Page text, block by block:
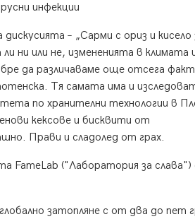
инфекции
– „Сарми с ориз и кисело
ни или не, измененията в климата
да различаваме още отсега
Тя самата има и
по хранителни технологии в
кексове и бисквити от
Прави и сладолед от грах.
FameLab ("Лаборатория за
затопляне с от два до пет